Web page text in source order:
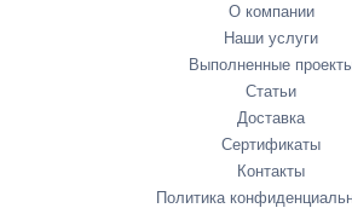
О компании
Наши услуги
Выполненные
Статьи
Доставка
Сертификаты
Контакты
Политика